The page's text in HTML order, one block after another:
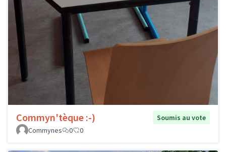
Commyn'tèque :-)
Soumis au vote
Commynes
0 0